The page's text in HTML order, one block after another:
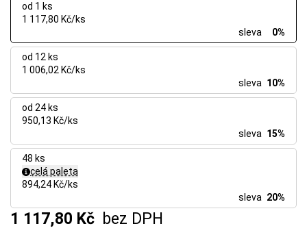
od 1 ks
1 117,80 Kč/ks
sleva
0%
od 12 ks
1 006,02 Kč/ks
sleva 10%
od 24 ks
950,13 Kč/ks
sleva 15%
48 ks
celá paleta
894,24 Kč/ks
sleva 20%
1 117,80 Kč bez DPH